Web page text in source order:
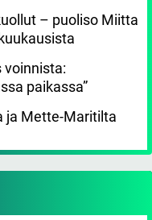
– puoliso Miitta
voinnista:
paikassa”
ja Mette-Maritilta